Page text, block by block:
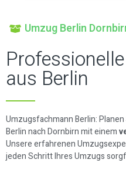
Umzug Berlin
aus Berlin
Umzugsfachmann Berlin:
Berlin nach Dornbirn mit einem
Unsere erfahrenen
jeden Schritt Ihres Umzugs